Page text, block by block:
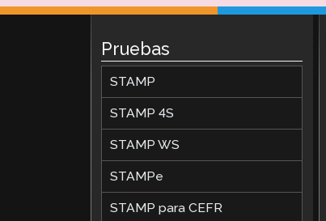
Pruebas
STAMP
STAMP 4S
STAMP WS
STAMPe
STAMP para CEFR